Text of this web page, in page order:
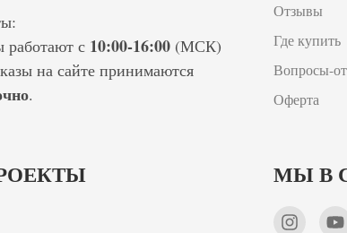
с 10:00-16:00 (МСК)
на сайте принимаются
.
Отзывы
Где купить
Вопросы-
Оферта
МЫ В